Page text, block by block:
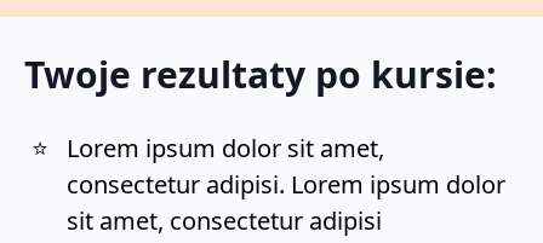
Twoje rezultaty po kursie:
Lorem ipsum dolor sit amet,
consectetur adipisi. Lorem ipsum dolor
sit amet, consectetur adipisi